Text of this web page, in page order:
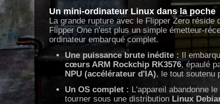
Un mini-ordinateur Linux dans la poche
La grande rupture avec le Flipper Zero réside
Flipper One n'est plus un simple émetteur-
ordinateur embarqué complet.
Une puissance brute inédite : Il
cœurs ARM Rockchip RK3576, épaulé
NPU (accélérateur d'IA), le tout soutenu
Un OS complet : L'appareil abandonne
tourner sous une distribution Linux